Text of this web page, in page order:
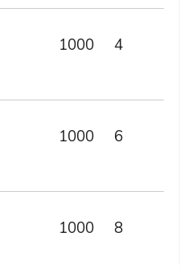
1000 4
1000 6
1000 8